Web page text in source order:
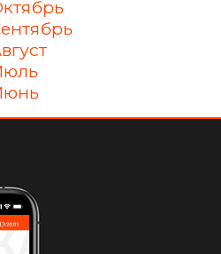
октябрь
сентябрь
август
июль
июнь